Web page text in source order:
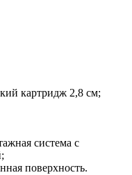
картридж 2,8 см;
система с
поверхность.